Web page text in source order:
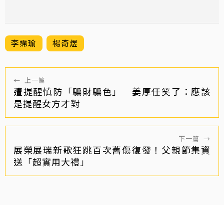
李霈瑜 楊奇煜
← 上一篇
遭提醒慎防「騙財騙色」 姜厚任笑了：應該
是提醒女方才對
下一篇 →
展榮展瑞新歌狂跳百次舊傷復發！父親節集資
送「超實用大禮」